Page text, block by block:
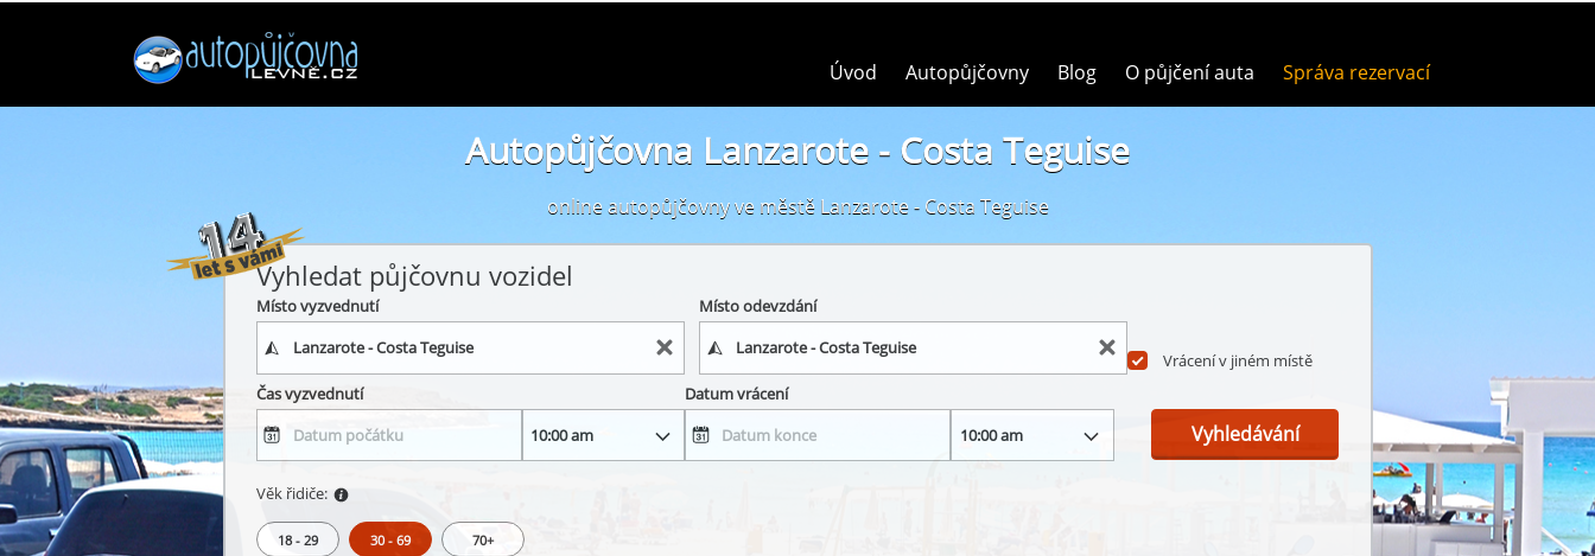
Úvod Autopůjčovny Blog O půjčení auta Správa rezervací
Autopůjčovna Lanzarote - Costa Teguise
online autopůjčovny ve městě Lanzarote - Costa Teguise
Vyhledat půjčovnu vozidel
Místo vyzvednutí Místo odevzdání
Vrácení v jiném místě
Čas vyzvednutí
Datum vrácení
Věk řidiče:
18 - 29 30 - 69 70+
Vyhledávání